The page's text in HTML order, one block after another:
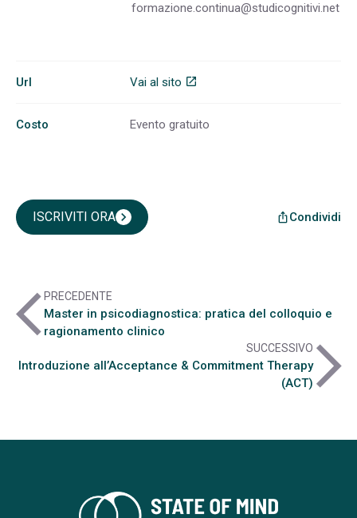
formazione.continua@studicognitivi.net
Url Vai al sito open_in_new
Costo Evento gratuito
ISCRIVITI ORAchevron_right ios_shareCondividi
arrow_back_iosPRECEDENTE
Master in psicodiagnostica: pratica del colloquio e
ragionamento clinico
SUCCESSIVO
Introduzione all’Acceptance & Commitment Therapy
(ACT)arrow_forward_ios